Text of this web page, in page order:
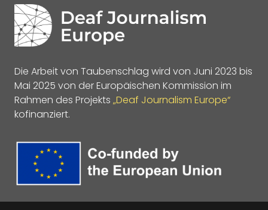
Die Arbeit von Taubenschlag wird von Juni 2023 bis
Mai 2025 von der Europäischen Kommission im
Rahmen des Projekts „Deaf Journalism Europe“
kofinanziert.